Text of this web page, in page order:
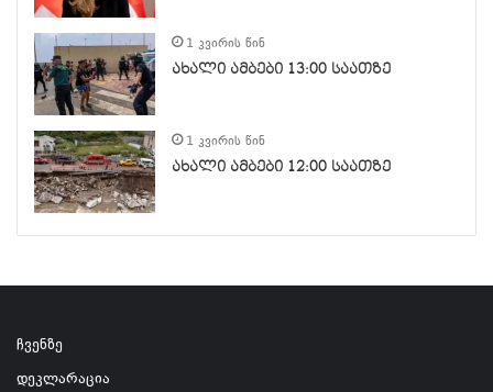
1 კვირის წინ
ახალი ამბები 13:00 საათზე
1 კვირის წინ
ახალი ამბები 12:00 საათზე
ჩვენზე
დეკლარაცია